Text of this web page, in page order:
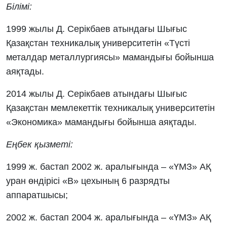
Білімі:
1999 жылы Д. Серікбаев атындағы Шығыс
Қазақстан техникалық университетін «Түсті
металдар металлургиясы» мамандығы бойынша
аяқтады.
2014 жылы Д. Серікбаев атындағы Шығыс
Қазақстан мемлекеттік техникалық университетін
«Экономика» мамандығы бойынша аяқтады.
Еңбек қызметі:
1999 ж. бастап 2002 ж. аралығында – «ҮМЗ» АҚ
уран өндірісі «В» цехының 6 разрядты
аппаратшысы;
2002 ж. бастап 2004 ж. аралығында – «ҮМЗ» АҚ